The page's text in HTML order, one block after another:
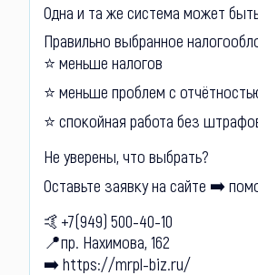
Одна и та же система может
Правильно выбранное
⭐️ меньше налогов
⭐️ меньше проблем с
⭐️ спокойная работа без
Не уверены, что выбрать?
Оставьте заявку на сайте ➡️
🤙+7(949) 500-40-10
📍пр. Нахимова, 162
➡️ https://mrpl-biz.ru/